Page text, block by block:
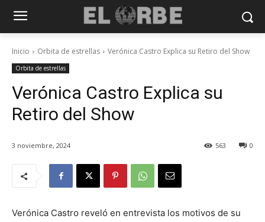
Inicio Orbita de estrellas Verónica Castro Explica su Retiro del Show
Orbita de estrellas
Verónica Castro Explica su
Retiro del Show
3 noviembre, 2024 0
563
Verónica Castro reveló en entrevista los motivos de su